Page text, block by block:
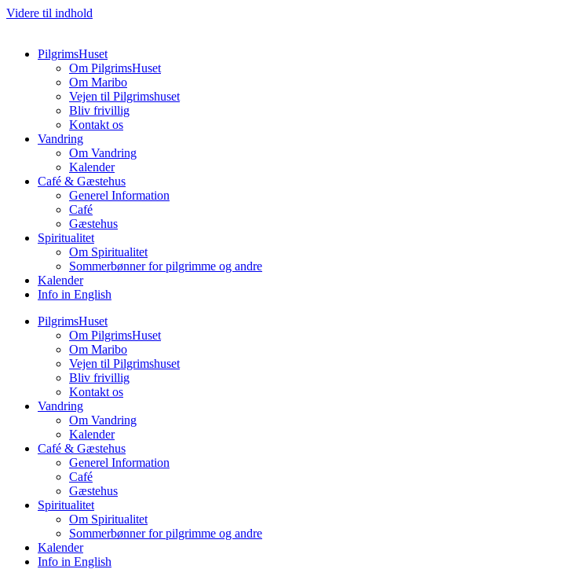
Videre til indhold
PilgrimsHuset
Om PilgrimsHuset
Om Maribo
Vejen til Pilgrimshuset
Bliv frivillig
Kontakt os
Vandring
Om Vandring
Kalender
Café & Gæstehus
Generel Information
Café
Gæstehus
Spiritualitet
Om Spiritualitet
Sommerbønner for pilgrimme og andre
Kalender
Info in English
PilgrimsHuset
Om PilgrimsHuset
Om Maribo
Vejen til Pilgrimshuset
Bliv frivillig
Kontakt os
Vandring
Om Vandring
Kalender
Café & Gæstehus
Generel Information
Café
Gæstehus
Spiritualitet
Om Spiritualitet
Sommerbønner for pilgrimme og andre
Kalender
Info in English